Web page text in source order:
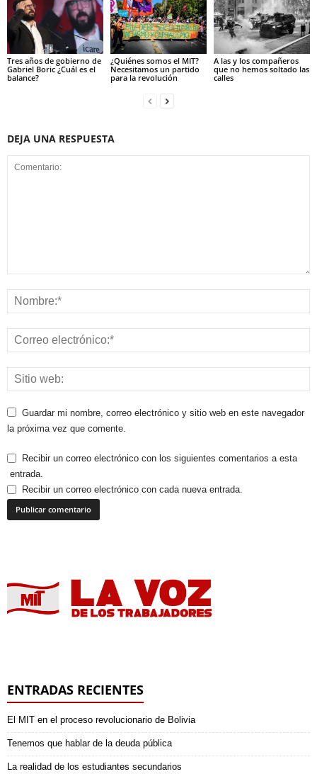
Tres años de gobierno de
Gabriel Boric ¿Cuál es el
balance?
¿Quiénes somos el MIT?
Necesitamos un partido
para la revolución
A las y los compañeros
que no hemos soltado las
calles
DEJA UNA RESPUESTA
Guardar mi nombre, correo electrónico y sitio web en este navegador
la próxima vez que comente.
Recibir un correo electrónico con los siguientes comentarios a esta
entrada.
Recibir un correo electrónico con cada nueva entrada.
ENTRADAS RECIENTES
El MIT en el proceso revolucionario de Bolivia
Tenemos que hablar de la deuda pública
La realidad de los estudiantes secundarios